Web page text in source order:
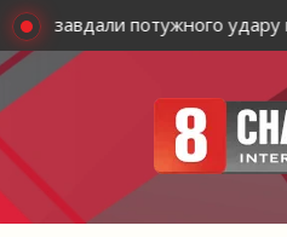
завдали потужного